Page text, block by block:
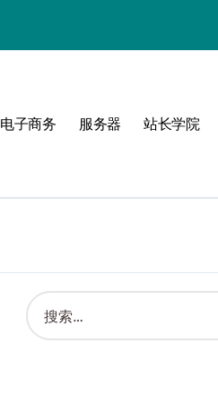
电子商务 服务器 站长学院
搜
索
：